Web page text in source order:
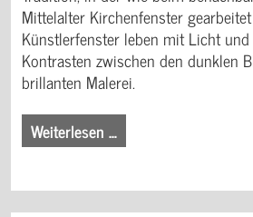
Mittelalter Kirchenfenster
Künstlerfenster leben mit Licht und
Kontrasten zwischen den dunklen
brillanten Malerei.
Weiterlesen …